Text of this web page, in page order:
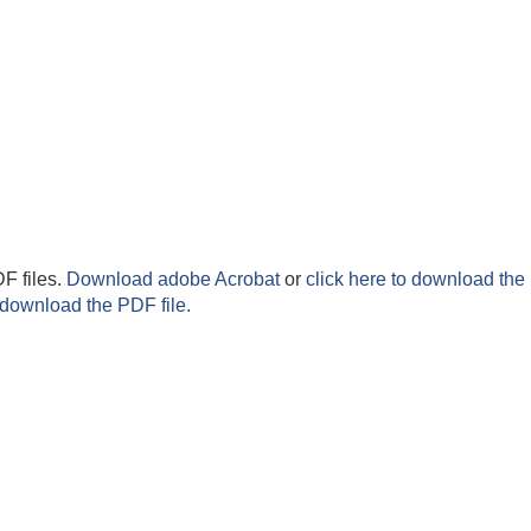
files. Download adobe Acrobator click here to download the
the PDF file.